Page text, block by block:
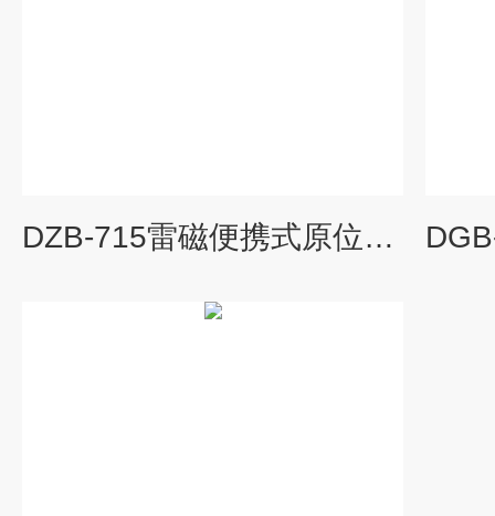
DZB-715雷磁便携式原位水质检测分析仪